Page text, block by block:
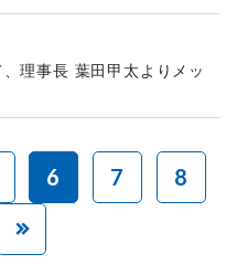
理事長 葉田甲太よりメッ
6 7
8